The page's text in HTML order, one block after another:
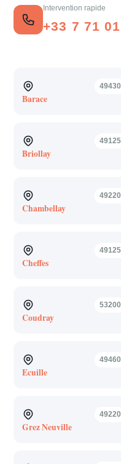
Intervention rapide
+33 7 71
49430
Barace
49125
Briollay
49220
Chambellay
49125
Cheffes
53200
Coudray
49460
Ecuille
49220
Grez Neuville